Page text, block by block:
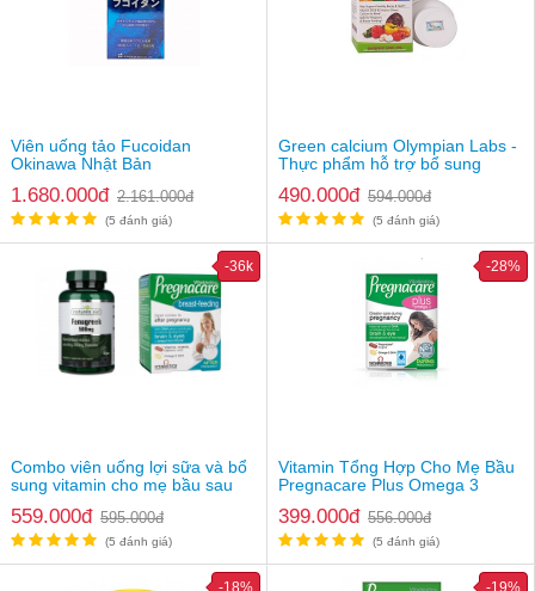
Viên uống tảo Fucoidan
Okinawa Nhật Bản
1.680.000đ 2.161.000đ
(5 đánh giá)
Green calcium Olympian Labs -
Thực phẩm hỗ trợ bổ sung
490.000đ 594.000đ
(5 đánh giá)
Combo viên uống lợi sữa và bổ
sung vitamin cho mẹ bầu sau
559.000đ 595.000đ
-36k
(5 đánh giá)
Vitamin Tổng Hợp Cho Mẹ Bầu
Pregnacare Plus Omega 3
399.000đ 556.000đ
-28%
(5 đánh giá)
-18% -19%